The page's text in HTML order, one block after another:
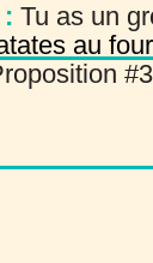
Tu as un
au